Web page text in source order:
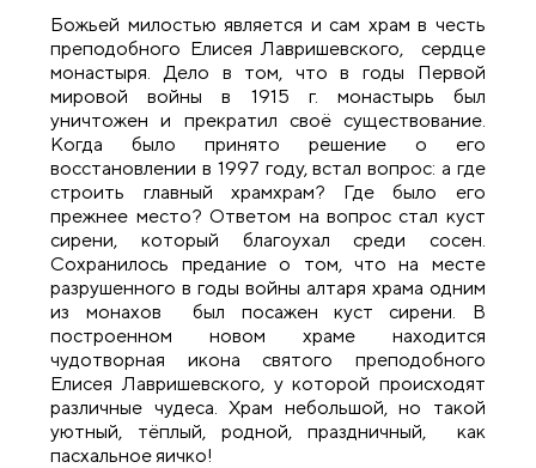
Божьей милостью является и сам храм в честь
преподобного Елисея Лавришевского, сердце
монастыря. Дело в том, что в годы Первой
мировой войны в 1915 г. монастырь был
уничтожен и прекратил своё существование.
Когда было принято решение о его
восстановлении в 1997 году, встал вопрос: а где
строить главный храмхрам? Где было его
прежнее место? Ответом на вопрос стал куст
сирени, который благоухал среди сосен.
Сохранилось предание о том, что на месте
разрушенного в годы войны алтаря храма одним
из монахов был посажен куст сирени. В
построенном новом храме находится
чудотворная икона святого преподобного
Елисея Лавришевского, у которой происходят
различные чудеса. Храм небольшой, но такой
уютный, тёплый, родной, праздничный, как
пасхальное яичко!